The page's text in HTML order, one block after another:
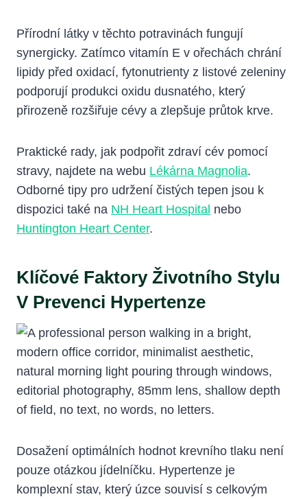
Přírodní látky v těchto potravinách fungují
synergicky. Zatímco vitamín E v ořechách chrání
lipidy před oxidací, fytonutrienty z listové zeleniny
podporují produkci oxidu dusnatého, který
přirozeně rozšiřuje cévy a zlepšuje průtok krve.
Praktické rady, jak podpořit zdraví cév pomocí
stravy, najdete na webu Lékárna Magnolia.
Odborné tipy pro udržení čistých tepen jsou k
dispozici také na NH Heart Hospital nebo
Huntington Heart Center.
Klíčové Faktory Životního Stylu
V Prevenci Hypertenze
Dosažení optimálních hodnot krevního tlaku není
pouze otázkou jídelníčku. Hypertenze je
komplexní stav, který úzce souvisí s celkovým